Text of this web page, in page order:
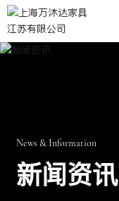
新闻资讯
News & Information